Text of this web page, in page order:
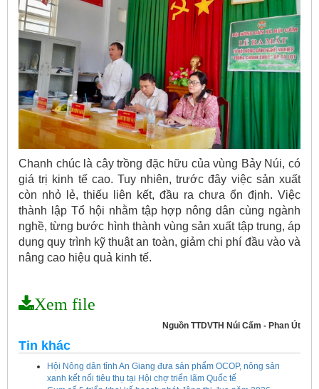
Chanh chúc là cây trồng đặc hữu của vùng Bảy Núi, có
giá trị kinh tế cao. Tuy nhiên, trước đây việc sản xuất
còn nhỏ lẻ, thiếu liên kết, đầu ra chưa ổn định. Việc
thành lập Tổ hội nhằm tập hợp nông dân cùng ngành
nghề, từng bước hình thành vùng sản xuất tập trung, áp
dụng quy trình kỹ thuật an toàn, giảm chi phí đầu vào và
nâng cao hiệu quả kinh tế.
Xem file
Nguồn TTDVTH Núi Cấm - Phan Út
Tin khác
Hội Nông dân tỉnh An Giang đưa sản phẩm OCOP, nông sản
xanh kết nối tiêu thụ tại Hội chợ triển lãm Quốc tế